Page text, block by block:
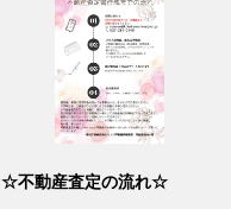
☆不動産査定の流れ☆